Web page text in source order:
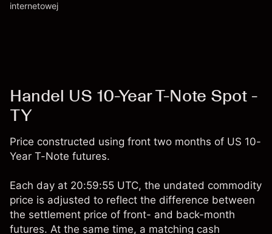
Opłaty i Prowizje
internetowej
Handel US 10-Year T-Note Spot -
TY
Price constructed using front two months of US 10-
Year T-Note futures.
Each day at 20:59:55 UTC, the undated commodity
price is adjusted to reflect the difference between
the settlement price of front- and back-month
futures. At the same time, a matching cash